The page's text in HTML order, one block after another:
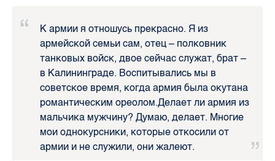
К армии я отношусь прекрасно. Я из
армейской семьи сам, отец – полковник
танковых войск, двое сейчас служат, брат –
в Калининграде. Воспитывались мы в
советское время, когда армия была окутана
романтическим ореолом.Делает ли армия из
мальчика мужчину? Думаю, делает. Многие
мои однокурсники, которые откосили от
армии и не служили, они жалеют.